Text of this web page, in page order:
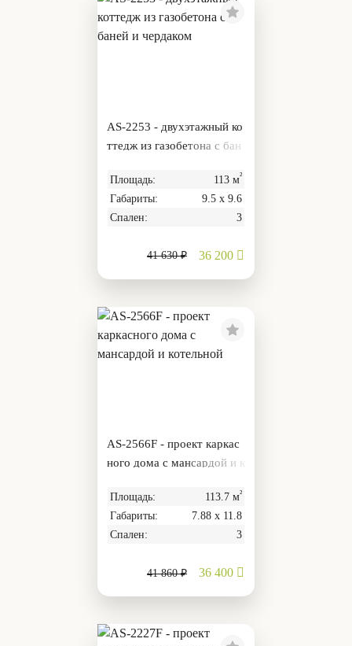
AS-2253 - двухэтажный ко
ттедж из газобетона с бан
Площадь: 113 м²
Габариты:
9.5 х 9.6
Спален:
3
41 630 ₽ 36 200
AS-2566F - проект каркас
ного дома с мансардой и к
Площадь: 113.7 м²
Габариты:
7.88 х 11.8
Спален:
3
41 860 ₽ 36 400